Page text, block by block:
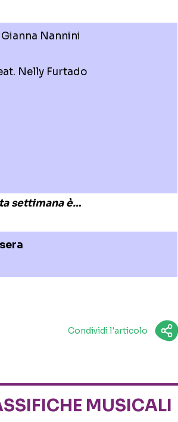
Nannini
Nelly Furtado
settimana è…
Condividi l'articolo
MUSICALI